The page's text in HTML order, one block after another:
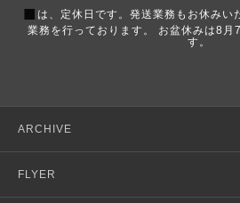
■ は、定休日です。発送業務もお休みい
業務を行っております。 お盆休みは8月
す。
ARCHIVE
FLYER